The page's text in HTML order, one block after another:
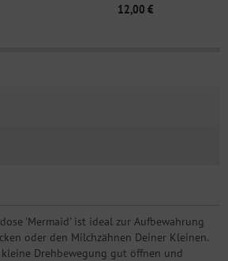
12,00 €
'Mermaid' ist ideal zur Aufbewahrung
oder den Milchzähnen Deiner Kleinen.
Drehbewegung gut öffnen und